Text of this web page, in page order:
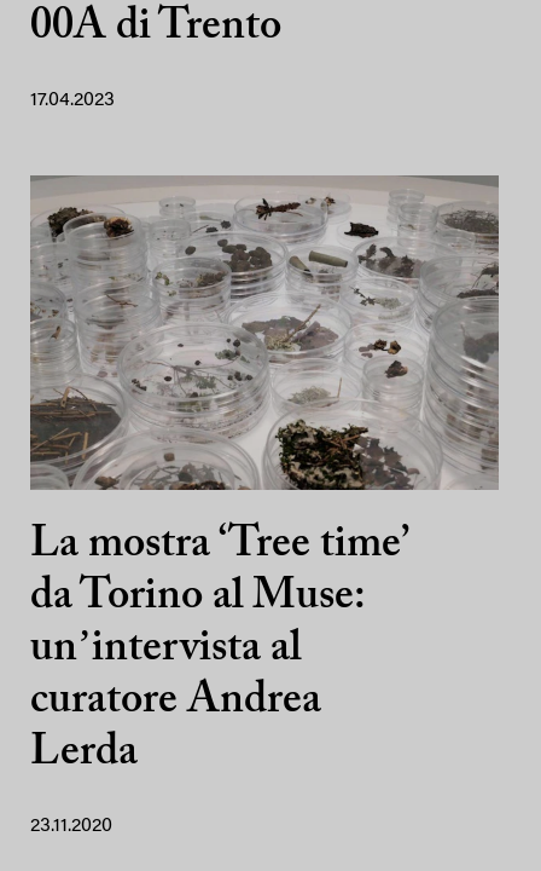
00A di Trento
17.04.2023
La mostra ‘Tree time’
da Torino al Muse:
unʼintervista al
curatore Andrea
Lerda
23.11.2020